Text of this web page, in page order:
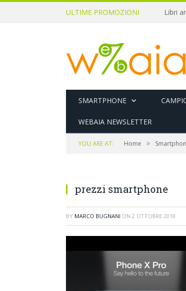
ULTIME PROMOZIONI
SMARTPHONE
WEBAIA NEWSLETTER
YOU ARE AT: Home »
prezzi smartphone
BY MARCO BUGNANI ON 2 OTTOBRE 2018